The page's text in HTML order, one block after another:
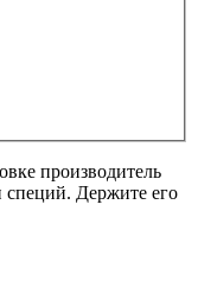
производитель
специй. Держите его